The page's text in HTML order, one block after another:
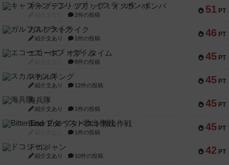
51 PT
キャプテン・フリップ：イスラ・ボンバ
2件の投稿
46 PT
ガルフストライク
紹介文あり 1件の投稿
45 PT
エコーズ・オブ・タイム
8件の投稿
45 PT
スカルキング
紹介文あり 12件の投稿
45 PT
海兵隊
紹介文あり 1件の投稿
45 PT
Bitter End ブタペスト救出作戦
1件の投稿
42 PT
ドコジャン
紹介文あり 10件の投稿